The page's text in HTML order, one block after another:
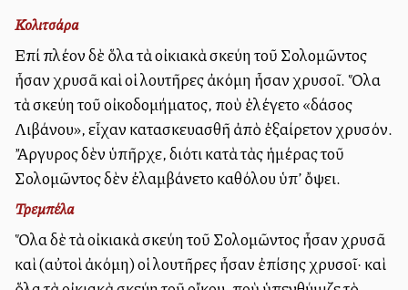
Κολιτσάρα
Επί πλέον δὲ ὅλα τὰ οἰκιακὰ σκεύη τοῦ Σολομῶντος
ἦσαν χρυσᾶ καὶ οἱ λουτῆρες ἀκόμη ἦσαν χρυσοῖ. Ὅλα
τὰ σκεύη τοῦ οἰκοδομήματος, ποὺ ἐλέγετο «δάσος
Λιβάνου», εἶχαν κατασκευασθῆ ἀπὸ ἐξαίρετον χρυσόν.
Ἄργυρος δὲν ὑπῆρχε, διότι κατὰ τὰς ἡμέρας τοῦ
Σολομῶντος δὲν ἐλαμβάνετο καθόλου ὑπ’ ὄψει.
Τρεμπέλα
Ὅλα δὲ τὰ οἰκιακὰ σκεύη τοῦ Σολομῶντος ἦσαν χρυσᾶ
καὶ (αὐτοὶ ἀκόμη) οἱ λουτῆρες ἦσαν ἐπίσης χρυσοῖ· καὶ